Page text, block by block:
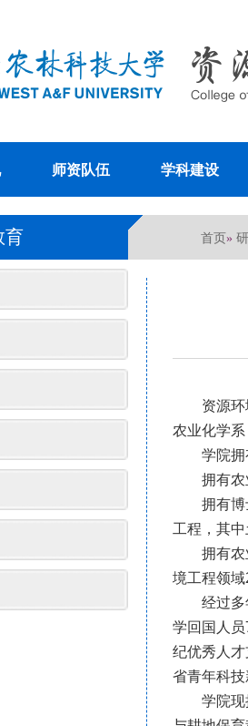
师资队伍 学科建设
育 首页»
资源
农业化学
学院
拥有
拥有
工程，其
拥有
境工程领域
经过
学回国人
纪优秀人
省青年科
学院